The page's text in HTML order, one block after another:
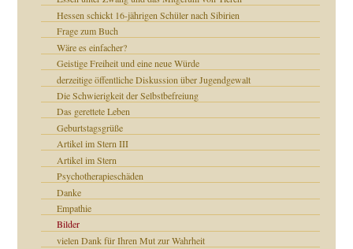
Hessen schickt 16-jährigen Schüler nach Sibirien
Frage zum Buch
Wäre es einfacher?
Geistige Freiheit und eine neue Würde
derzeitige öffentliche Diskussion über Jugendgewalt
Die Schwierigkeit der Selbstbefreiung
Das gerettete Leben
Geburtstagsgrüße
Artikel im Stern III
Artikel im Stern
Psychotherapieschäden
Danke
Empathie
Bilder
vielen Dank für Ihren Mut zur Wahrheit